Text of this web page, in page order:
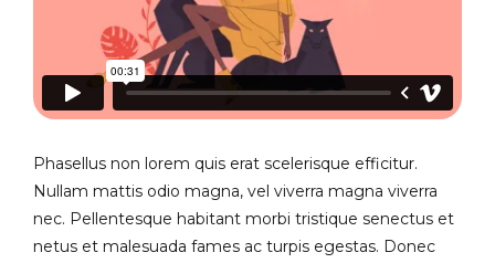
Phasellus non lorem quis erat scelerisque efficitur.
Nullam mattis odio magna, vel viverra magna viverra
nec. Pellentesque habitant morbi tristique senectus et
netus et malesuada fames ac turpis egestas. Donec